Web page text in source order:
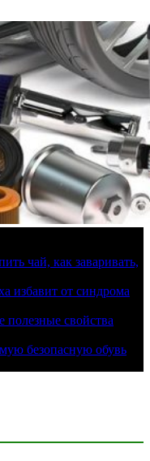
чай, как заваривать,
избавит от синдрома
полезные свойства
безопасную обувь